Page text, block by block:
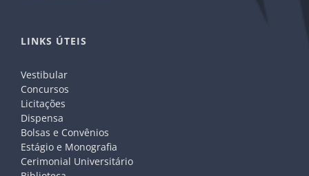
LINKS ÚTEIS
Vestibular
Concursos
Licitações
Dispensa
Bolsas e Convênios
Estágio e Monografia
Cerimonial Universitário